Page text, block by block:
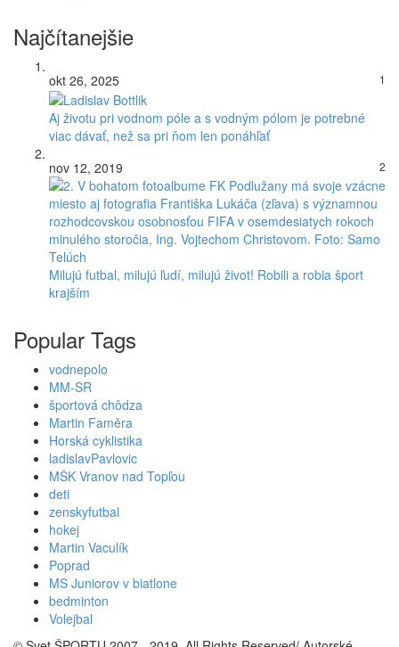
Najčítanejšie
okt 26, 2025 1
Aj životu pri vodnom póle a s vodným pólom je potrebné
viac dávať, než sa pri ňom len ponáhľať
nov 12, 2019
2
Milujú futbal, milujú ľudí, milujú život! Robili a robia šport
krajším
Popular Tags
vodnepolo
MM-SR
športová chôdza
Martin Faměra
Horská cyklistika
ladislavPavlovic
MŠK Vranov nad Topľou
deti
zenskyfutbal
hokej
Martin Vaculík
Poprad
MS Juniorov v biatlone
bedminton
Volejbal